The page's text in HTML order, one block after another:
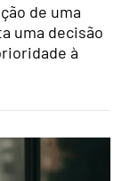
de uma
uma decisão
à